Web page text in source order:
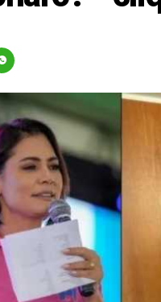
Gilmar
Flávio
Famílias